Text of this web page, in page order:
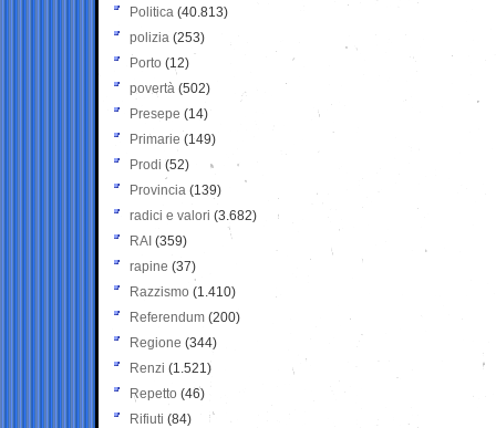
Politica (40.813)
polizia (253)
Porto (12)
povertà (502)
Presepe (14)
Primarie (149)
Prodi (52)
Provincia (139)
radici e valori (3.682)
RAI (359)
rapine (37)
Razzismo (1.410)
Referendum (200)
Regione (344)
Renzi (1.521)
Repetto (46)
Rifiuti (84)